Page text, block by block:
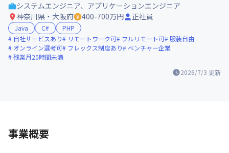
2026/7/3 更新
システムエンジニア、アプリケーションエンジニア
神奈川県・大阪府
400-700万円 正社員
Java C#
PHP
自社サービスあり
リモートワーク可 フルリモート可 服装自由
オンライン選考可
フレックス制度あり
ベンチャー企業
残業月20時間未満
事業概要